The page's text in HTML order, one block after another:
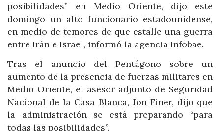
posibilidades” en Medio Oriente, dijo este
domingo un alto funcionario estadounidense,
en medio de temores de que estalle una guerra
entre Irán e Israel, informó la agencia Infobae.
Tras el anuncio del Pentágono sobre un
aumento de la presencia de fuerzas militares en
Medio Oriente, el asesor adjunto de Seguridad
Nacional de la Casa Blanca, Jon Finer, dijo que
la administración se está preparando “para
todas las posibilidades”.